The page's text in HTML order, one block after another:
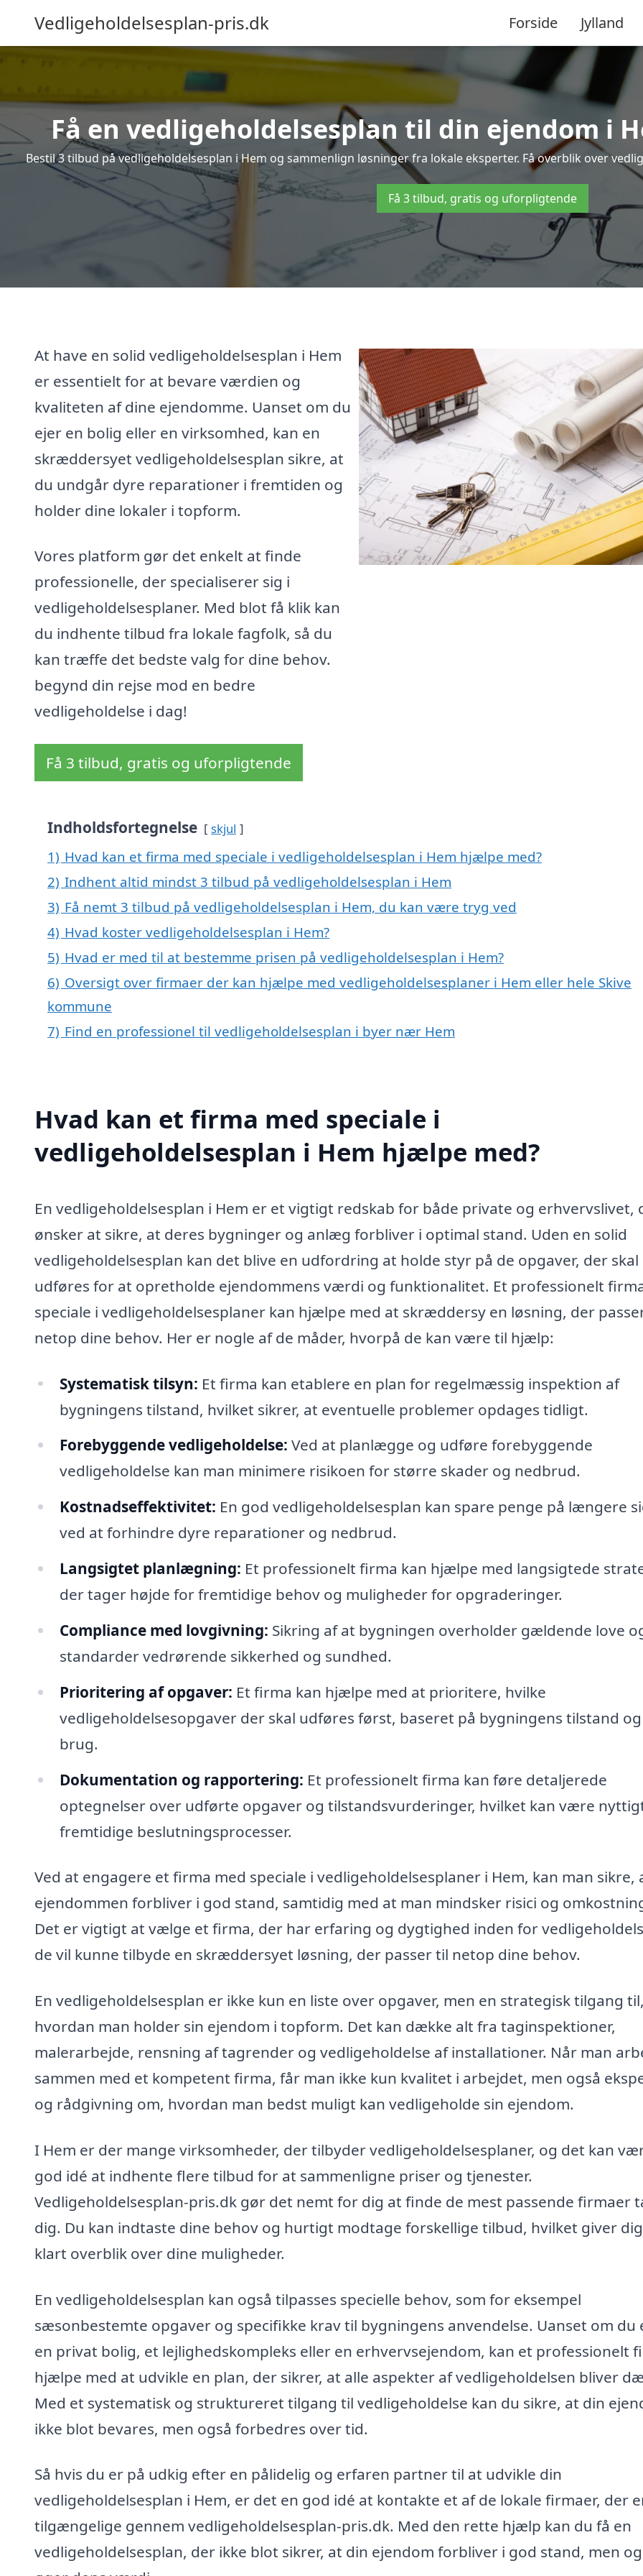
Vedligeholdelsesplan-pris.dk Forside Jylland
Få en vedligeholdelsesplan til din ejendom i
Bestil 3 tilbud på vedligeholdelsesplan i Hem og sammenlign løsninger fra lokale eksperter. Få overblik over
Få 3 tilbud, gratis og uforpligtende
At have en solid vedligeholdelsesplan i Hem
er essentielt for at bevare værdien og
kvaliteten af dine ejendomme. Uanset om du
ejer en bolig eller en virksomhed, kan en
skræddersyet vedligeholdelsesplan sikre, at
du undgår dyre reparationer i fremtiden og
holder dine lokaler i topform.
Vores platform gør det enkelt at finde
professionelle, der specialiserer sig i
vedligeholdelsesplaner. Med blot få klik kan
du indhente tilbud fra lokale fagfolk, så du
kan træffe det bedste valg for dine behov.
begynd din rejse mod en bedre
vedligeholdelse i dag!
Få 3 tilbud, gratis og uforpligtende
Indholdsfortegnelse skjul
1) Hvad kan et firma med speciale i vedligeholdelsesplan i Hem hjælpe med?
2) Indhent altid mindst 3 tilbud på vedligeholdelsesplan i Hem
3) Få nemt 3 tilbud på vedligeholdelsesplan i Hem, du kan være tryg ved
4) Hvad koster vedligeholdelsesplan i Hem?
5) Hvad er med til at bestemme prisen på vedligeholdelsesplan i Hem?
6) Oversigt over firmaer der kan hjælpe med vedligeholdelsesplaner i Hem eller hele Skive
kommune
7) Find en professionel til vedligeholdelsesplan i byer nær Hem
Hvad kan et firma med speciale i
vedligeholdelsesplan i Hem hjælpe med?
En vedligeholdelsesplan i Hem er et vigtigt redskab for både private og erhvervslivet,
ønsker at sikre, at deres bygninger og anlæg forbliver i optimal stand. Uden en solid
vedligeholdelsesplan kan det blive en udfordring at holde styr på de opgaver, der skal
udføres for at opretholde ejendommens værdi og funktionalitet. Et professionelt
speciale i vedligeholdelsesplaner kan hjælpe med at skræddersy en løsning, der
netop dine behov. Her er nogle af de måder, hvorpå de kan være til hjælp:
Systematisk tilsyn: Et firma kan etablere en plan for regelmæssig inspektion af
bygningens tilstand, hvilket sikrer, at eventuelle problemer opdages tidligt.
Forebyggende vedligeholdelse: Ved at planlægge og udføre forebyggende
vedligeholdelse kan man minimere risikoen for større skader og nedbrud.
Kostnadseffektivitet: En god vedligeholdelsesplan kan spare penge på længere
ved at forhindre dyre reparationer og nedbrud.
Langsigtet planlægning: Et professionelt firma kan hjælpe med langsigtede
der tager højde for fremtidige behov og muligheder for opgraderinger.
Compliance med lovgivning: Sikring af at bygningen overholder gældende love
standarder vedrørende sikkerhed og sundhed.
Prioritering af opgaver: Et firma kan hjælpe med at prioritere, hvilke
vedligeholdelsesopgaver der skal udføres først, baseret på bygningens tilstand og
brug.
Dokumentation og rapportering: Et professionelt firma kan føre detaljerede
optegnelser over udførte opgaver og tilstandsvurderinger, hvilket kan være
fremtidige beslutningsprocesser.
Ved at engagere et firma med speciale i vedligeholdelsesplaner i Hem, kan man sikre,
ejendommen forbliver i god stand, samtidig med at man mindsker risici og
Det er vigtigt at vælge et firma, der har erfaring og dygtighed inden for
de vil kunne tilbyde en skræddersyet løsning, der passer til netop dine behov.
En vedligeholdelsesplan er ikke kun en liste over opgaver, men en strategisk tilgang
hvordan man holder sin ejendom i topform. Det kan dække alt fra taginspektioner,
malerarbejde, rensning af tagrender og vedligeholdelse af installationer. Når man
sammen med et kompetent firma, får man ikke kun kvalitet i arbejdet, men også
og rådgivning om, hvordan man bedst muligt kan vedligeholde sin ejendom.
I Hem er der mange virksomheder, der tilbyder vedligeholdelsesplaner, og det kan
god idé at indhente flere tilbud for at sammenligne priser og tjenester.
Vedligeholdelsesplan-pris.dk gør det nemt for dig at finde de mest passende firmaer
dig. Du kan indtaste dine behov og hurtigt modtage forskellige tilbud, hvilket giver
klart overblik over dine muligheder.
En vedligeholdelsesplan kan også tilpasses specielle behov, som for eksempel
sæsonbestemte opgaver og specifikke krav til bygningens anvendelse. Uanset om du
en privat bolig, et lejlighedskompleks eller en erhvervsejendom, kan et professionelt
hjælpe med at udvikle en plan, der sikrer, at alle aspekter af vedligeholdelsen bliver
Med et systematisk og struktureret tilgang til vedligeholdelse kan du sikre, at din
ikke blot bevares, men også forbedres over tid.
Så hvis du er på udkig efter en pålidelig og erfaren partner til at udvikle din
vedligeholdelsesplan i Hem, er det en god idé at kontakte et af de lokale firmaer, der
tilgængelige gennem vedligeholdelsesplan-pris.dk. Med den rette hjælp kan du få en
vedligeholdelsesplan, der ikke blot sikrer, at din ejendom forbliver i god stand, men